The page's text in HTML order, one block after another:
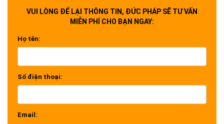
VUI LÒNG ĐỂ LẠI THÔNG TIN, ĐỨC PHÁP SẼ TƯ VẤN
MIỄN PHÍ CHO BẠN NGAY:
Họ tên:
Số điện thoại:
Email: